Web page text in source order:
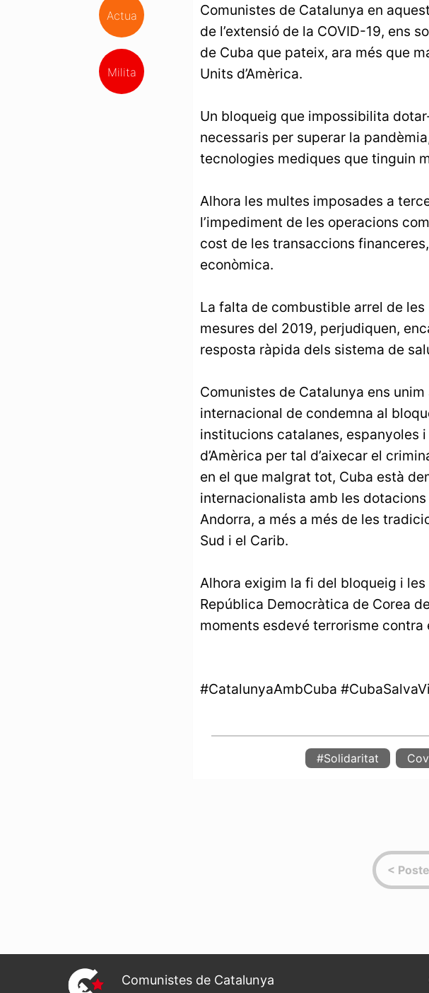
Actua
Milita
Comunistes de Catalunya en
de l’extensió de la COVID-19, ens
de Cuba que pateix, ara més que
Units d’Amèrica.
Un bloqueig que impossibilita
necessaris per superar la
tecnologies mediques que tinguin
Alhora les multes imposades a
l’impediment de les operacions
cost de les transaccions
econòmica.
La falta de combustible arrel de
mesures del 2019, perjudiquen,
resposta ràpida dels sistema de
Comunistes de Catalunya ens
internacional de condemna al
institucions catalanes, espanyoles
d’Amèrica per tal d’aixecar el
en el que malgrat tot, Cuba està
internacionalista amb les
Andorra, a més a més de les
Sud i el Carib.
Alhora exigim la fi del bloqueig i
República Democràtica de Corea
moments esdevé terrorisme contra
#CatalunyaAmbCuba
#Solidaritat
Comunistes de Catalunya